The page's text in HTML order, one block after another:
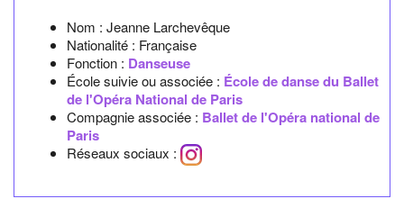
Nom : Jeanne Larchevêque
Nationalité : Française
Fonction : Danseuse
École suivie ou associée : École de danse du Ballet
de l'Opéra National de Paris
Compagnie associée : Ballet de l'Opéra national de
Paris
Réseaux sociaux :